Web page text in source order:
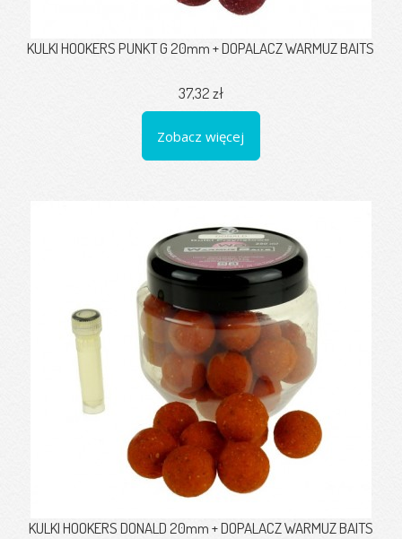
KULKI HOOKERS PUNKT G 20mm + DOPALACZ WARMUZ BAITS
37,32 zł
Zobacz więcej
KULKI HOOKERS DONALD 20mm + DOPALACZ WARMUZ BAITS